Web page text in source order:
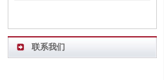
联系我们